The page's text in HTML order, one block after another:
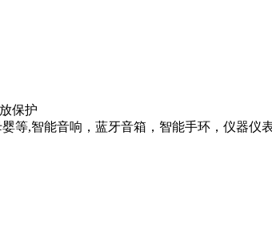
保护
等,智能音响，蓝牙音箱，智能手环，仪器仪